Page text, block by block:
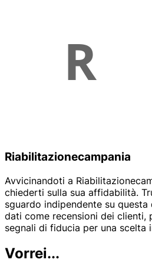
Riabilitazionecampania
Avvicinandoti a
chiederti sulla sua affidabilità.
sguardo indipendente su
dati come recensioni dei clienti,
segnali di fiducia per una scelta
Vorrei...